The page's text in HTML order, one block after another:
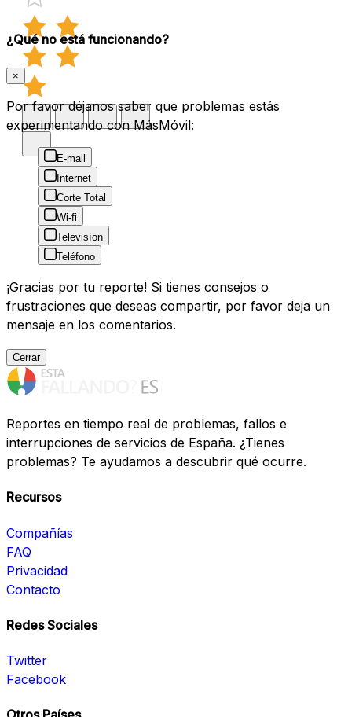
¿Qué no está funcionando?
×
Por favor déjanos saber que problemas estás
experimentando con MásMóvil:
E-mail
Internet
Corte Total
Wi-fi
Televisíon
Teléfono
¡Gracias por tu reporte! Si tienes consejos o
frustraciones que deseas compartir, por favor deja un
mensaje en los comentarios.
Cerrar
Reportes en tiempo real de problemas, fallos e
interrupciones de servicios de España. ¿Tienes
problemas? Te ayudamos a descubrir qué ocurre.
Recursos
Compañías
FAQ
Privacidad
Contacto
Redes Sociales
Twitter
Facebook